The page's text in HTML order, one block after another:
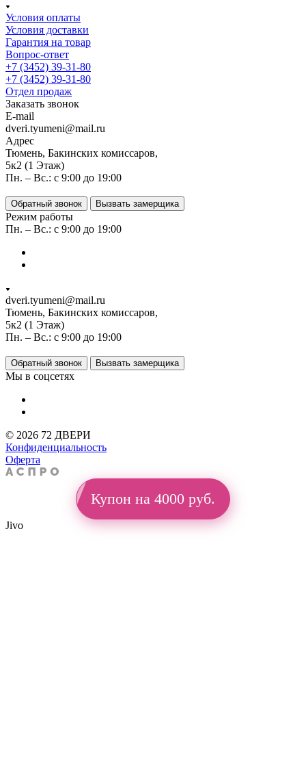
Условия оплаты
Условия доставки
Гарантия на товар
Вопрос-ответ
+7 (3452) 39-31-80
+7 (3452) 39-31-80
Отдел продаж
Заказать звонок
E-mail
dveri.tyumeni@mail.ru
Адрес
Тюмень, Бакинских комиссаров,
5к2 (1 Этаж)
Пн. – Вс.: с 9:00 до 19:00
Обратный звонок Вызвать замерщика
Режим работы
Пн. – Вс.: с 9:00 до 19:00
dveri.tyumeni@mail.ru
Тюмень, Бакинских комиссаров,
5к2 (1 Этаж)
Пн. – Вс.: с 9:00 до 19:00
Обратный звонок Вызвать замерщика
Мы в соцсетях
© 2026 72 ДВЕРИ
Конфиденциальность
Оферта
Купон на 4000 руб.
Jivo